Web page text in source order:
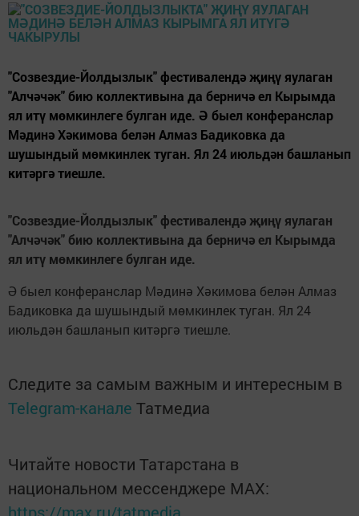
"Созвездие-Йолдызлык" фестивалендә җиңү яулаган
"Алчәчәк" бию коллективына да берничә ел Кырымда
ял итү мөмкинлеге булган иде. Ә быел конферанслар
Мәдинә Хәкимова белән Алмаз Бадиковка да
шушындый мөмкинлек туган. Ял 24 июльдән башланып
китәргә тиешле.
"Созвездие-Йолдызлык" фестивалендә җиңү яулаган
"Алчәчәк" бию коллективына да берничә ел Кырымда
ял итү мөмкинлеге булган иде.
Ә быел конферанслар Мәдинә Хәкимова белән Алмаз
Бадиковка да шушындый мөмкинлек туган. Ял 24
июльдән башланып китәргә тиешле.
Следите за самым важным и интересным в
Telegram-канале Татмедиа
Читайте новости Татарстана в
национальном мессенджере MАХ: